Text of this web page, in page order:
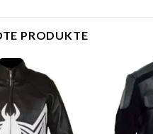
PRODUKTE